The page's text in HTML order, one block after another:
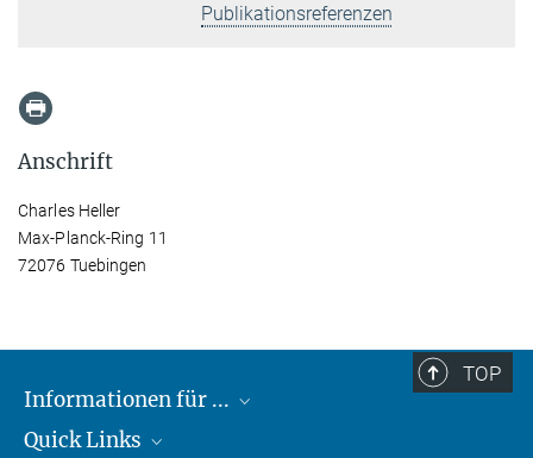
Publikationsreferenzen
Anschrift
Charles Heller
Max-Planck-Ring 11
72076 Tuebingen
TOP
Informationen für ...
Lieferanten
Quick Links